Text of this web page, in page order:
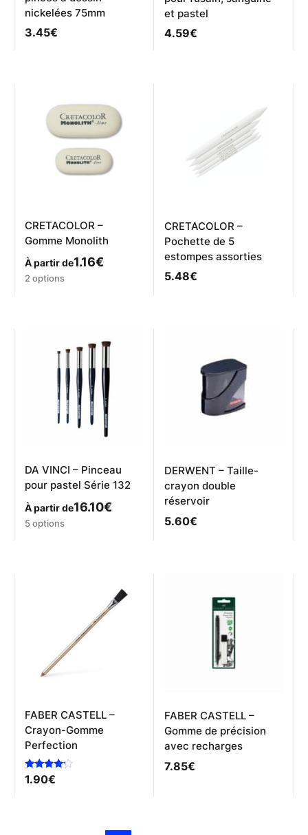
nickelées 75mm
3.45€
et pastel
4.59€
CRETACOLOR –
Gomme Monolith
À partir de1.16€
Ce
peuvent
choisies
produit
2 options
CRETACOLOR –
Pochette de 5
estompes assorties
5.48€
DA VINCI – Pinceau
pour pastel Série 132
À partir de16.10€
Ce
choisies
produit
5 options
DERWENT – Taille-
crayon double
réservoir
5.60€
FABER CASTELL –
Crayon-Gomme
Perfection
Note
4.00
1.90€
FABER CASTELL –
Gomme de précision
avec recharges
7.85€